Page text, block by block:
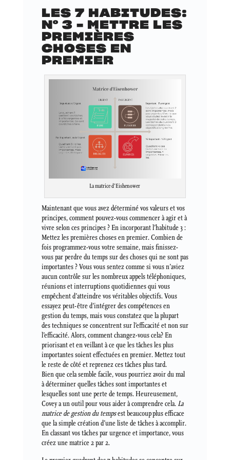
LES 7 HABITUDES:
N° 3 – METTRE LES
PREMIÈRES
CHOSES EN
PREMIER
La matrice d’Eishenower
Maintenant que vous avez déterminé vos valeurs et vos
principes, comment pouvez-vous commencer à agir et à
vivre selon ces principes ? En incorporant l’habitude 3 :
Mettez les premières choses en premier. Combien de
fois programmez-vous votre semaine, mais finissez-
vous par perdre du temps sur des choses qui ne sont pas
importantes ? Vous vous sentez comme si vous n’aviez
aucun contrôle sur les nombreux appels téléphoniques,
réunions et interruptions quotidiennes qui vous
empêchent d’atteindre vos véritables objectifs. Vous
essayez peut-être d’intégrer des compétences en
gestion du temps, mais vous constatez que la plupart
des techniques se concentrent sur l’efficacité et non sur
l’efficacité. Alors, comment changez-vous cela? En
priorisant et en veillant à ce que les tâches les plus
importantes soient effectuées en premier. Mettez tout
le reste de côté et reprenez ces tâches plus tard.
Bien que cela semble facile, vous pourriez avoir du mal
à déterminer quelles tâches sont importantes et
lesquelles sont une perte de temps. Heureusement,
Covey a un outil pour vous aider à comprendre cela. La
matrice de gestion du tempsest beaucoup plus efficace
que la simple création d’une liste de tâches à accomplir.
En classant vos tâches par urgence et importance, vous
créez une matrice 2 par 2.